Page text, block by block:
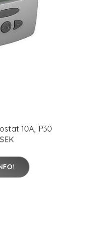
10A, IP30